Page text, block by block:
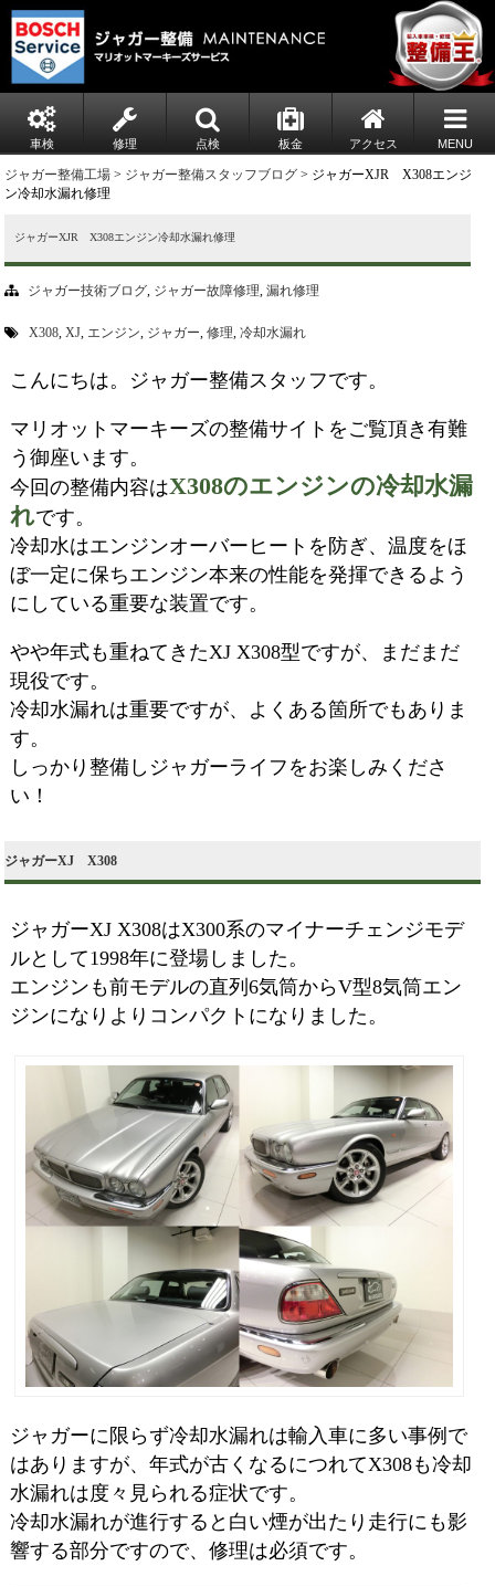
車検 修理 点検 板金 アクセス MENU
ジャガー整備工場 > ジャガー整備スタッフブログ > ジャガーXJR X308エンジ
ン冷却水漏れ修理
ジャガーXJR X308エンジン冷却水漏れ修理
ジャガー技術ブログ, ジャガー故障修理,漏れ修理
X308,XJ, エンジン, ジャガー,修理,冷却水漏れ
こんにちは。ジャガー整備スタッフです。
マリオットマーキーズの整備サイトをご覧頂き有難
う御座います。
今回の整備内容はX308のエンジンの冷却水漏
れです。
冷却水はエンジンオーバーヒートを防ぎ、温度をほ
ぼ一定に保ちエンジン本来の性能を発揮できるよう
にしている重要な装置です。
やや年式も重ねてきたXJ X308型ですが、まだまだ
現役です。
冷却水漏れは重要ですが、よくある箇所でもありま
す。
しっかり整備しジャガーライフをお楽しみくださ
い！
ジャガーXJ X308
ジャガーXJ X308はX300系のマイナーチェンジモデ
ルとして1998年に登場しました。
エンジンも前モデルの直列6気筒からV型8気筒エン
ジンになりよりコンパクトになりました。
ジャガーに限らず冷却水漏れは輸入車に多い事例で
はありますが、年式が古くなるにつれてX308も冷却
水漏れは度々見られる症状です。
冷却水漏れが進行すると白い煙が出たり走行にも影
響する部分ですので、修理は必須です。